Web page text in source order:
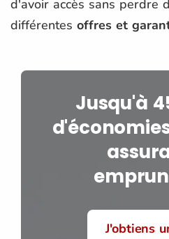
d'avoir accès sans perdre
différentes offres et
Jusqu'à
J'obtiens